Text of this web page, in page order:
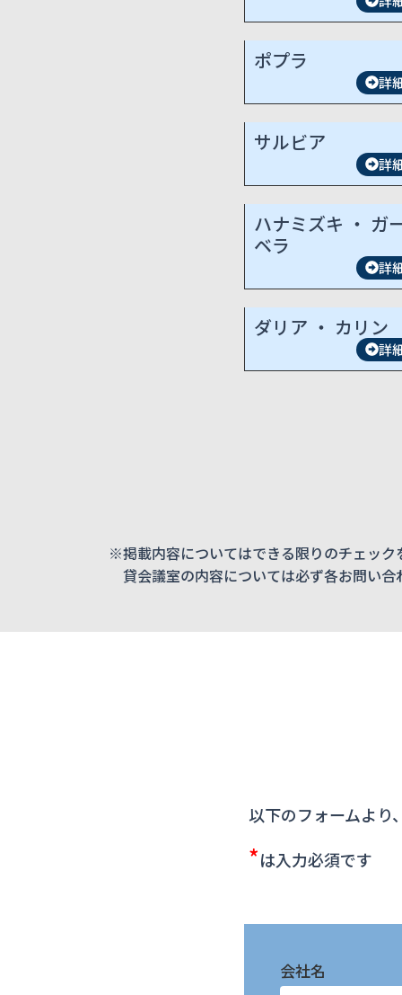
ポプラ
詳
サルビア
詳
ハナミズキ ・ ガ
ベラ
詳
ダリア ・ カリン
詳
※掲載内容についてはできる限りのチェッ
貸会議室の内容については必ず各お問い合
以下のフォームより
*は入力必須です
会社名